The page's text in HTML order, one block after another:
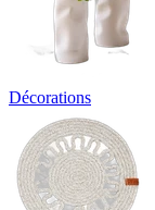
Décorations